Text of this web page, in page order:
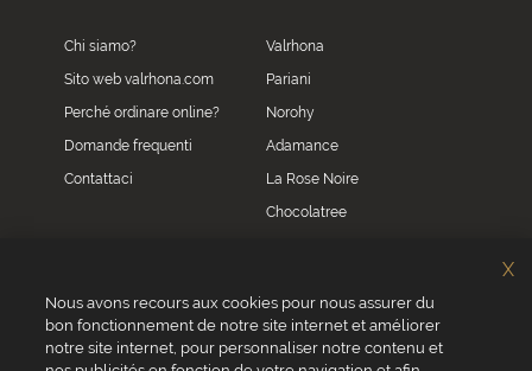
Chi siamo?
Sito web valrhona.com
Perché ordinare online?
Domande frequenti
Contattaci
Valrhona
Pariani
Norohy
Adamance
La Rose Noire
Chocolatree
Servizio clienti
0039 02 82 94 01 46
Nous avons recours aux cookies pour nous assurer du
bon fonctionnement de notre site internet et améliorer
notre site internet, pour personnaliser notre contenu et
X